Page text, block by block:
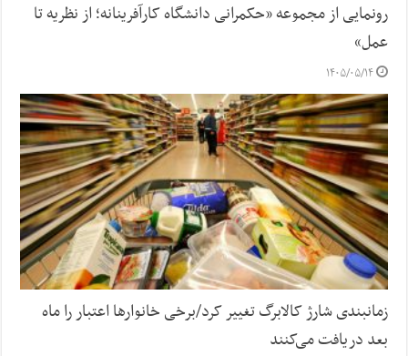
رونمایی از مجموعه «حکمرانی دانشگاه کارآفرینانه؛ از نظریه تا
عمل»
۱۴۰۵/۰۵/۱۴
زمانبندی شارژ کالابرگ تغییر کرد/برخی خانوارها اعتبار را ماه
بعد دریافت می‌کنند